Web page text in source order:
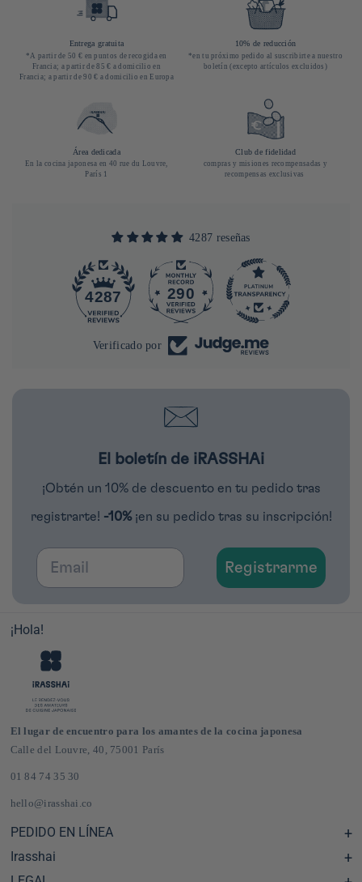
Entrega gratuita
*A partir de 50 € en puntos de recogida en
Francia; a partir de 85 € a domicilio en
Francia; a partir de 90 € a domicilio en Europa
10% de reducción
*en tu próximo pedido al suscribirte a nuestro
boletín (excepto artículos excluidos)
Área dedicada
En la cocina japonesa en 40 rue du Louvre,
París 1
Club de fidelidad
compras y misiones recompensadas y
recompensas exclusivas
4287 reseñas
4287 290
Verificado por
El boletín de iRASSHAi
¡Obtén un 10% de descuento en tu pedido tras
registrarte! -10% ¡en su pedido tras su inscripción!
Email
Registrarme
¡Hola!
El lugar de encuentro para los amantes de la cocina japonesa
Calle del Louvre, 40, 75001 París
01 84 74 35 30
hello@irasshai.co
PEDIDO EN LÍNEA
Centro de ayuda y preguntas frecuentes
Envíos y gastos de envío en Francia y Europa
Irasshai